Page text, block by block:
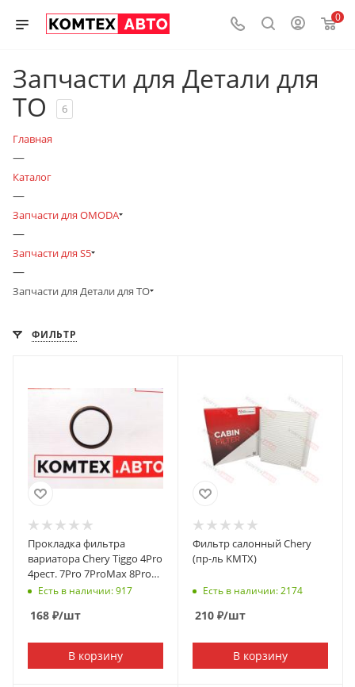
0
Запчасти для Детали для
ТО
6
Главная
—
Каталог
—
Запчасти для OMODA
—
Запчасти для S5
—
Запчасти для Детали для ТО
ФИЛЬТР
Прокладка фильтра
вариатора Chery Tiggo 4Pro
4рест. 7Pro 7ProMax 8Pro
8ProMax Omoda C5/S5
Есть в наличии: 917
168 ₽/шт
В корзину
Фильтр салонный Chery
(пр-ль KMTX)
Есть в наличии: 2174
210 ₽/шт
В корзину